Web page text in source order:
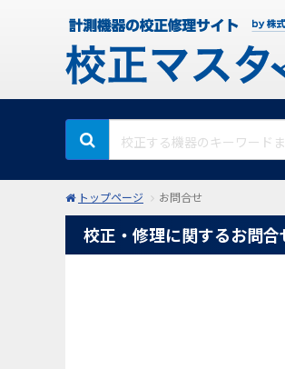
トップページ お問合せ
校正・修理に関するお問